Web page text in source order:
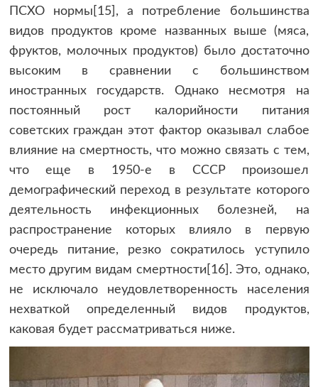
ПСХО нормы[15], а потребление большинства
видов продуктов кроме названных выше (мяса,
фруктов, молочных продуктов) было достаточно
высоким в сравнении с большинством
иностранных государств. Однако несмотря на
постоянный рост калорийности питания
советских граждан этот фактор оказывал слабое
влияние на смертность, что можно связать с тем,
что еще в 1950-е в СССР произошел
демографический переход в результате которого
деятельность инфекционных болезней, на
распространение которых влияло в первую
очередь питание, резко сократилось уступило
место другим видам смертности[16]. Это, однако,
не исключало неудовлетворенность населения
нехваткой определенный видов продуктов,
каковая будет рассматриваться ниже.